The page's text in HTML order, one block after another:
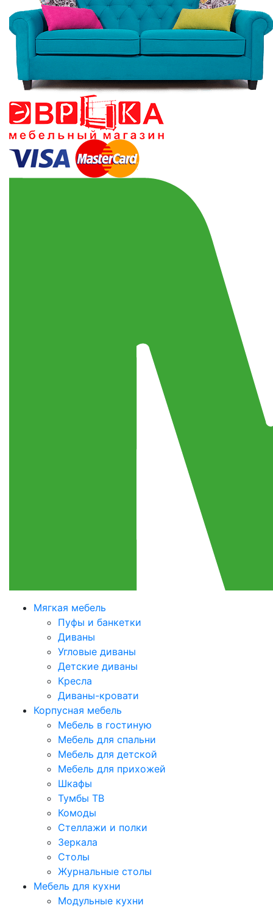
Мягкая мебель
Пуфы и банкетки
Диваны
Угловые диваны
Детские диваны
Кресла
Диваны-кровати
Корпусная мебель
Мебель в гостиную
Мебель для спальни
Мебель для детской
Мебель для прихожей
Шкафы
Тумбы ТВ
Комоды
Стеллажи и полки
Зеркала
Столы
Журнальные столы
Мебель для кухни
Модульные кухни